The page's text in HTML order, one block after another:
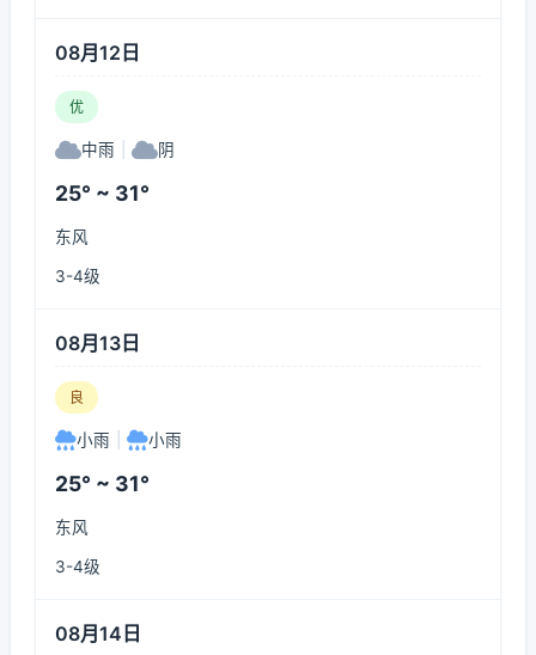
08月12日
优
中雨 阴
25° ~ 31°
东风
3-4级
08月13日
良
小雨 小雨
25° ~ 31°
东风
3-4级
08月14日